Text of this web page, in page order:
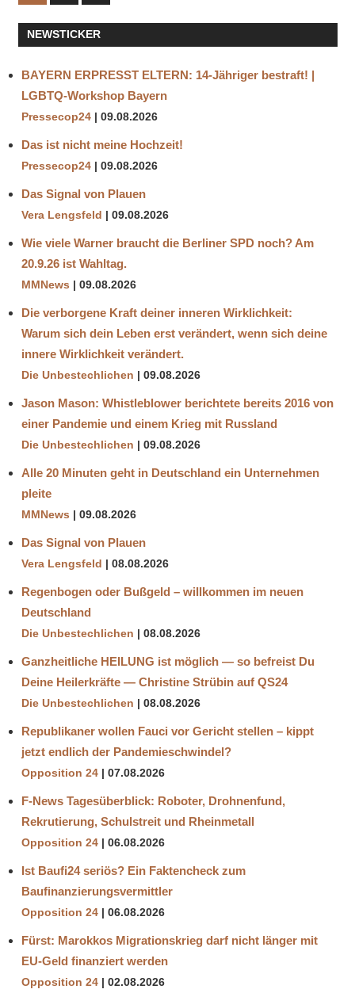
der
Beiträge
Beiträge
NEWSTICKER
BAYERN ERPRESST ELTERN: 14-Jähriger bestraft! |
LGBTQ-Workshop Bayern
Pressecop24 09.08.2026
Das ist nicht meine Hochzeit!
Pressecop24 09.08.2026
Das Signal von Plauen
Vera Lengsfeld 09.08.2026
Wie viele Warner braucht die Berliner SPD noch? Am
20.9.26 ist Wahltag.
MMNews 09.08.2026
Die verborgene Kraft deiner inneren Wirklichkeit:
Warum sich dein Leben erst verändert, wenn sich deine
innere Wirklichkeit verändert.
Die Unbestechlichen 09.08.2026
Jason Mason: Whistleblower berichtete bereits 2016 von
einer Pandemie und einem Krieg mit Russland
Die Unbestechlichen 09.08.2026
Alle 20 Minuten geht in Deutschland ein Unternehmen
pleite
MMNews 09.08.2026
Das Signal von Plauen
Vera Lengsfeld 08.08.2026
Regenbogen oder Bußgeld – willkommen im neuen
Deutschland
Die Unbestechlichen 08.08.2026
Ganzheitliche HEILUNG ist möglich — so befreist Du
Deine Heilerkräfte — Christine Strübin auf QS24
Die Unbestechlichen 08.08.2026
Republikaner wollen Fauci vor Gericht stellen – kippt
jetzt endlich der Pandemieschwindel?
Opposition 24 07.08.2026
F-News Tagesüberblick: Roboter, Drohnenfund,
Rekrutierung, Schulstreit und Rheinmetall
Opposition 24 06.08.2026
Ist Baufi24 seriös? Ein Faktencheck zum
Baufinanzierungsvermittler
Opposition 24 06.08.2026
Fürst: Marokkos Migrationskrieg darf nicht länger mit
EU-Geld finanziert werden
Opposition 24 02.08.2026